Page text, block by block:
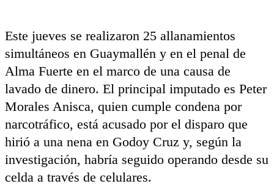
Este jueves se realizaron 25 allanamientos
simultáneos en Guaymallén y en el penal de
Alma Fuerte en el marco de una causa de
lavado de dinero. El principal imputado es Peter
Morales Anisca, quien cumple condena por
narcotráfico, está acusado por el disparo que
hirió a una nena en Godoy Cruz y, según la
investigación, habría seguido operando desde su
celda a través de celulares.